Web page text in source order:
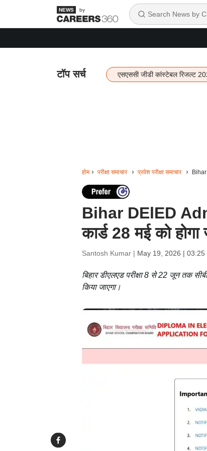
by
टॉप सर्च एसएससी जीडी कांस्टेबल रिजल्ट
होम परीक्षा समाचार प्रवेश परीक्षा समाचार Bihar
Bihar DElED
कार्ड 28 मई को
Santosh Kumar | May 19, 2026 | 03:25
बिहार डीएलएड परीक्षा 8 से 22 जून तक
किया जाएगा।